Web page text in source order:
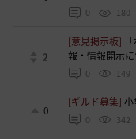
0 180
2
[意見掲示板]
報・情報開示に
0 149
0
[ギルド募集]小
0 342